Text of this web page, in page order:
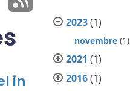
in
2023(1)
novembre (1)
2021 (1)
2016(1)